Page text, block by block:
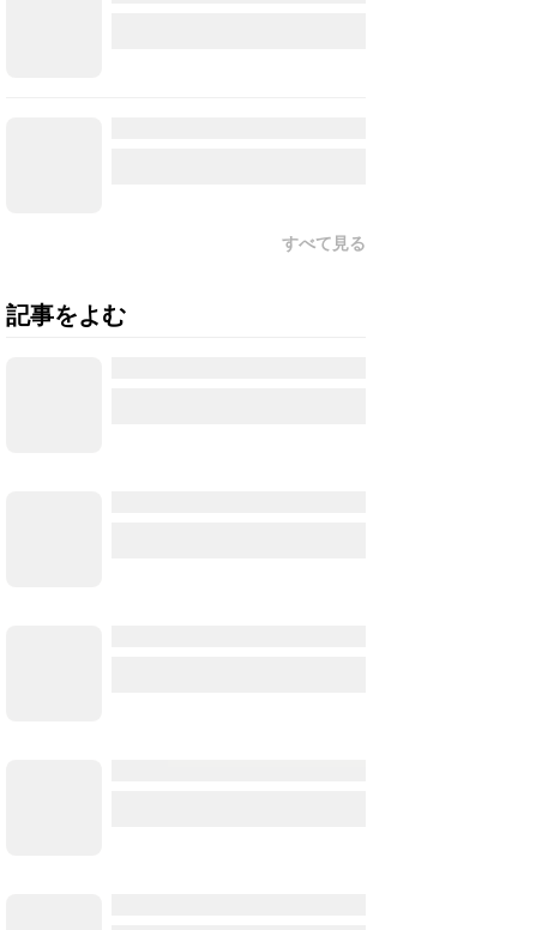
すべて見る
記事をよむ